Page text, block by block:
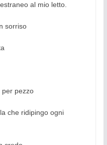
al mio letto.
sorriso
per pezzo
che ridipingo ogni